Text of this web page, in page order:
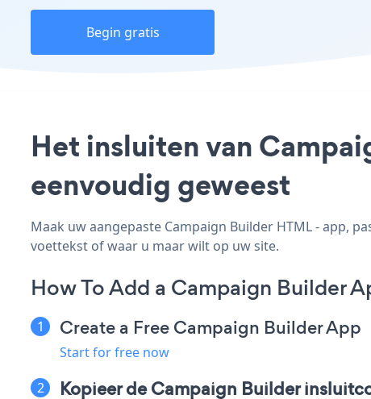
Begin gratis
Het insluiten van
eenvoudig geweest
Maak uw aangepaste Campaign Builder HTML - app,
voettekst of waar u maar wilt op uw site.
How To Add a Campaign Builder
Create a Free Campaign Builder App
Start for free now
Kopieer de Campaign Builder